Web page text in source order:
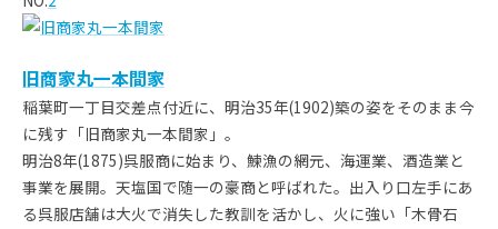
旧商家丸一本間家
稲葉町一丁目交差点付近に、明治35年(1902)築の姿をそのまま今
に残す「旧商家丸一本間家」。
明治8年(1875)呉服商に始まり、鰊漁の網元、海運業、酒造業と
事業を展開。天塩国で随一の豪商と呼ばれた。出入り口左手にあ
る呉服店舗は大火で消失した教訓を活かし、火に強い「木骨石